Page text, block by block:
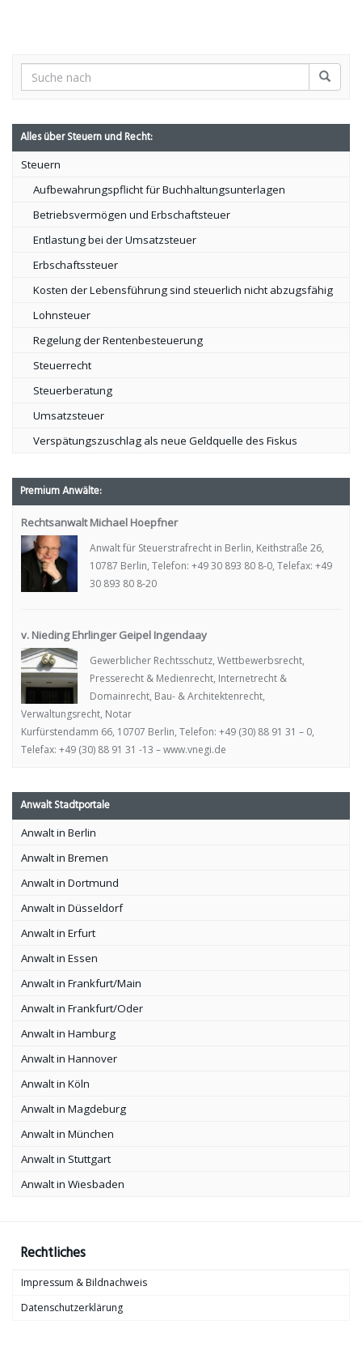
Alles über Steuern und Recht:
Steuern
Aufbewahrungspflicht für Buchhaltungsunterlagen
Betriebsvermögen und Erbschaftsteuer
Entlastung bei der Umsatzsteuer
Erbschaftssteuer
Kosten der Lebensführung sind steuerlich nicht abzugsfähig
Lohnsteuer
Regelung der Rentenbesteuerung
Steuerrecht
Steuerberatung
Umsatzsteuer
Verspätungszuschlag als neue Geldquelle des Fiskus
Premium Anwälte:
Rechtsanwalt Michael Hoepfner
Anwalt für Steuerstrafrecht in Berlin, Keithstraße 26,
10787 Berlin, Telefon: +49 30 893 80 8-0, Telefax: +49
30 893 80 8-20
v. Nieding Ehrlinger Geipel Ingendaay
Gewerblicher Rechtsschutz, Wettbewerbsrecht,
Presserecht & Medienrecht, Internetrecht &
Domainrecht, Bau- & Architektenrecht,
Verwaltungsrecht, Notar
Kurfürstendamm 66, 10707 Berlin, Telefon: +49 (30) 88 91 31 – 0,
Telefax: +49 (30) 88 91 31 -13 – www.vnegi.de
Anwalt Stadtportale
Anwalt in Berlin
Anwalt in Bremen
Anwalt in Dortmund
Anwalt in Düsseldorf
Anwalt in Erfurt
Anwalt in Essen
Anwalt in Frankfurt/Main
Anwalt in Frankfurt/Oder
Anwalt in Hamburg
Anwalt in Hannover
Anwalt in Köln
Anwalt in Magdeburg
Anwalt in München
Anwalt in Stuttgart
Anwalt in Wiesbaden
Rechtliches
Impressum & Bildnachweis
Datenschutzerklärung